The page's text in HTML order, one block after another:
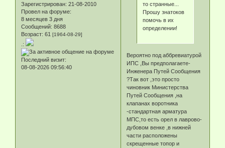
Зарегистрирован: 21-08-2010
Провел на форуме:
8 месяцев 3 дня
Сообщений: 8688
Возраст: 61 [1964-08-29]
.:
Последний визит:
08-08-2026 09:56:40
то странные...
Прошу знатоков
помочь в их
определении!
Вероятно под аббревиатурой
ИПС ,Вы предполагаете-
Инженера Путей Сообщения
?Так вот ,это просто
чиновник Министерства
Путей Сообщения ,на
клапанах воротника
-стандартная арматура
МПС,то есть орел в лаврово-
дубовом венке ,в нижней
части расположены
скрещенные топор и